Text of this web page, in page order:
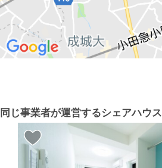
同じ事業者が運営するシェアハウス